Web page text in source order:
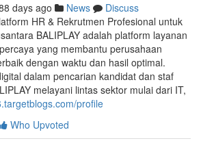
days ago News
Discuss
HR & Rekrutmen Profesional untuk
BALIPLAY adalah platform layanan
yang membantu perusahaan
dengan waktu dan hasil optimal.
dalam pencarian kandidat dan staf
melayani lintas sektor mulai dari IT,
profile
Who Upvoted